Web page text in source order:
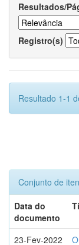
Resultados/
Registro(s)
Resultado 1-1
Conjunto de
Data do
documento
23-Fev-2022